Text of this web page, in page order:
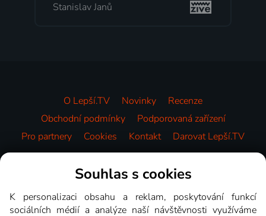
Milada Tomešová
O Lepší.TV Novinky
Recenze
Obchodní podmínky
Podporovaná zařízení
Pro partnery
Cookies Kontakt Darovat Lepší.TV
Videotéka
Souhlas s cookies
K personalizaci obsahu a reklam, poskytování funkcí
sociálních médií a analýze naší návštěvnosti využíváme